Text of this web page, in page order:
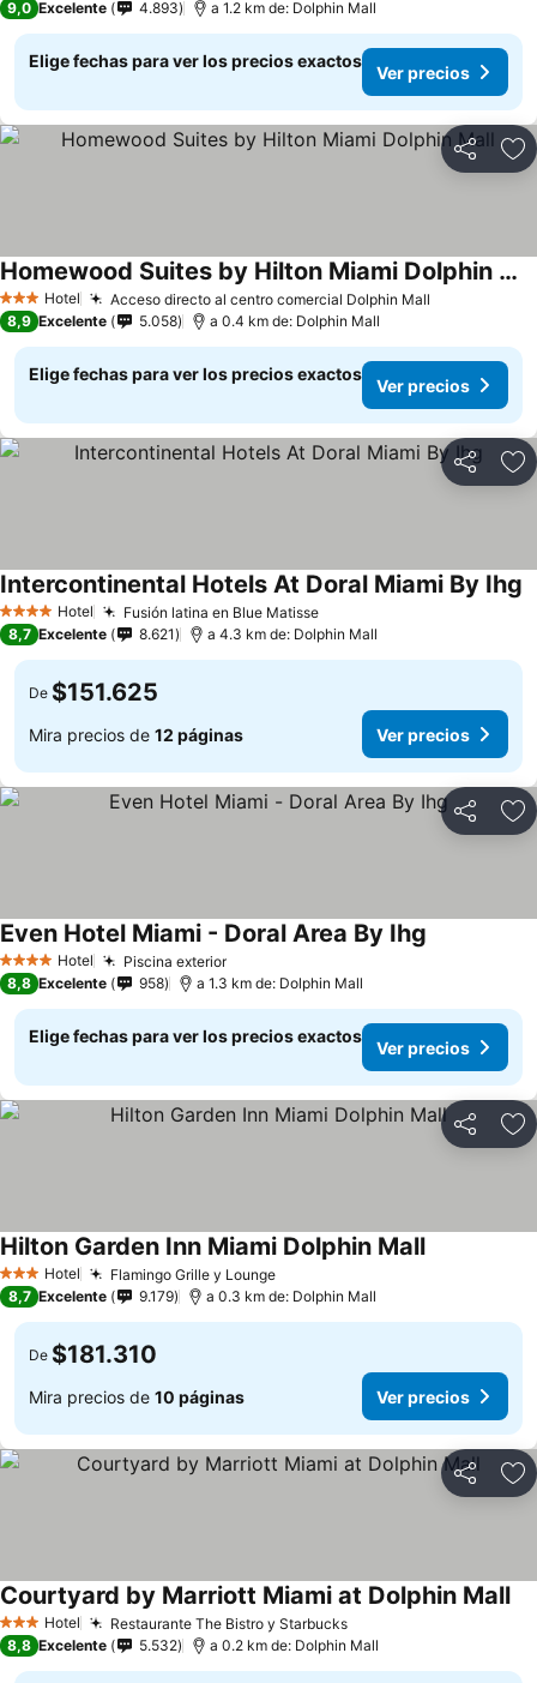
9,0 Excelente 4.893 a 1.2 km de: Dolphin Mall
Elige fechas para ver los precios exactos
Ver precios
Compartir
3 Estrellas
Hotel Acceso directo al centro comercial Dolphin Mall
Homewood Suites by Hilton Miami Dolphin Mall
Ver precios
8,9 Excelente 5.058 a 0.4 km de: Dolphin Mall
Elige fechas para ver los precios exactos
Ver precios
Compartir
4 EstrellasHotel Fusión latina en Blue MatisseVer precios
Intercontinental Hotels At Doral Miami By Ihg
8,7 Excelente 8.621 a 4.3 km de: Dolphin Mall
De $151.625
Mira precios de 12 páginas Ver precios
Compartir
4 EstrellasHotel Piscina exteriorVer precios
Even Hotel Miami - Doral Area By Ihg
8,8 Excelente 958 a 1.3 km de: Dolphin Mall
Elige fechas para ver los precios exactos
Ver precios
Compartir
3 Estrellas
Hotel Flamingo Grille y LoungeVer precios
Hilton Garden Inn Miami Dolphin MallVer precios
8,7 Excelente 9.179 a 0.3 km de: Dolphin Mall
De $181.310
Mira precios de 10 páginas Ver precios
Compartir
3 Estrellas
Hotel Restaurante The Bistro y StarbucksVer precios
Courtyard by Marriott Miami at Dolphin Mall
8,8 Excelente 5.532 a 0.2 km de: Dolphin Mall